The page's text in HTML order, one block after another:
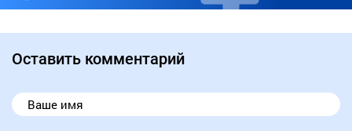
Оставить комментарий